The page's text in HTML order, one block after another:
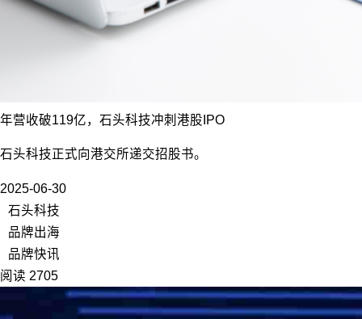
年营收破119亿，石头科技冲刺港股IPO
石头科技正式向港交所递交招股书。
2025-06-30
石头科技
品牌出海
品牌快讯
阅读 2705